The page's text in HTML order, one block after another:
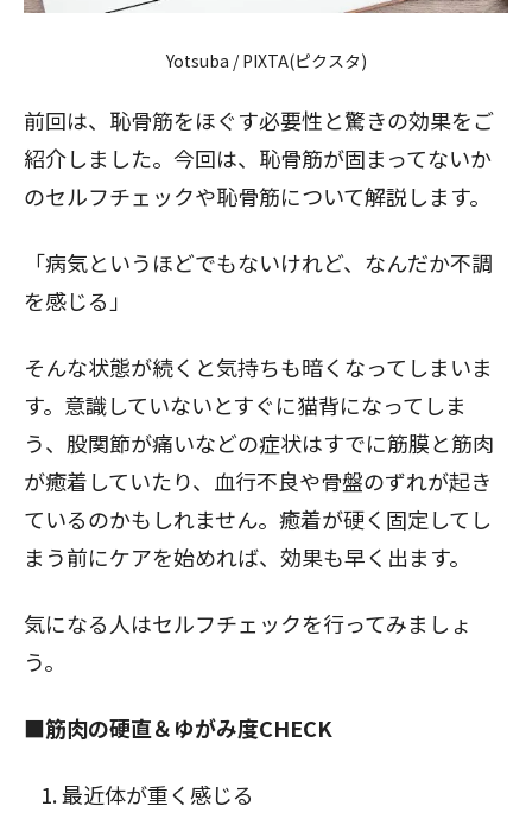
Yotsuba / PIXTA(ピクスタ)
前回は、 恥骨筋をほぐす必要性と驚きの効果をご
紹介しました。今回は、恥骨筋が固まってないか
のセルフチェックや恥骨筋について解説します。
「病気というほどでもないけれど、なんだか不調
を感じる」
そんな状態が続くと気持ちも暗くなってしまいま
す。意識していないとすぐに猫背になってしま
う、股関節が痛いなどの症状はすでに筋膜と筋肉
が癒着していたり、血行不良や骨盤のずれが起き
ているのかもしれません。癒着が硬く固定してし
まう前にケアを始めれば、効果も早く出ます。
気になる人はセルフチェックを行ってみましょ
う。
■筋肉の硬直＆ゆがみ度CHECK
最近体が重く感じる